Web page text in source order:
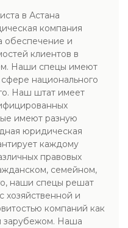
в Астана
компания
обеспечение и
клиентов в
Наши спецы имеют
национального
Наш штат имеет
имеют разную
юридическая
каждому
правовых
семейном,
наши спецы решат
хозяйственной и
компаний как
зарубежом. Наша